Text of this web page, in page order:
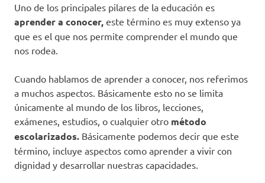
Uno de los principales pilares de la educación es
aprender a conocer, este término es muy extenso ya
que es el que nos permite comprender el mundo que
nos rodea.
Cuando hablamos de aprender a conocer, nos referimos
a muchos aspectos. Básicamente esto no se limita
únicamente al mundo de los libros, lecciones,
exámenes, estudios, o cualquier otro método
escolarizados. Básicamente podemos decir que este
término, incluye aspectos como aprender a vivir con
dignidad y desarrollar nuestras capacidades.